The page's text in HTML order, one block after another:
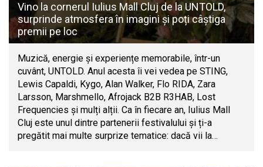
Vino la cornerul Iulius Mall Cluj de la UNTOLD,
surprinde atmosfera în imagini și poți câștiga
premii pe loc
Muzică, energie și experiențe memorabile, într-un
cuvânt, UNTOLD. Anul acesta îi vei vedea pe STING,
Lewis Capaldi, Kygo, Alan Walker, Flo RIDA, Zara
Larsson, Marshmello, Afrojack B2B R3HAB, Lost
Frequencies și mulți alții. Ca în fiecare an, Iulius Mall
Cluj este unul dintre partenerii festivalului și ți-a
pregătit mai multe surprize tematice: dacă vii la…